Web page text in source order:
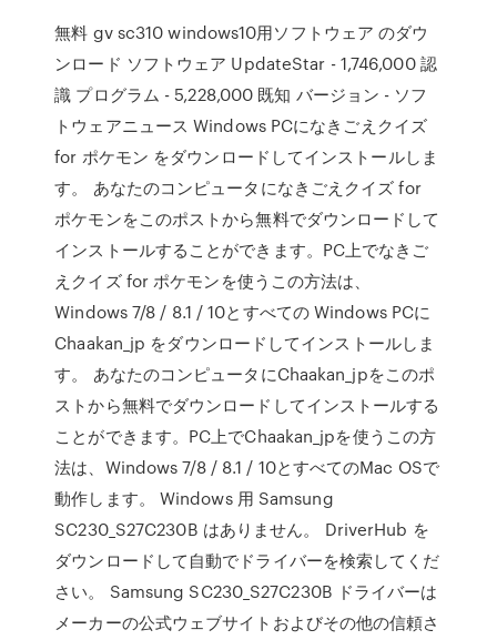
無料 gv sc310 windows10用ソフトウェア のダウ
ンロード ソフトウェア UpdateStar - 1,746,000 認
識 プログラム - 5,228,000 既知 バージョン - ソフ
トウェアニュース Windows PCになきごえクイズ
for ポケモン をダウンロードしてインストールしま
す。 あなたのコンピュータになきごえクイズ for
ポケモンをこのポストから無料でダウンロードして
インストールすることができます。PC上でなきご
えクイズ for ポケモンを使うこの方法は、
Windows 7/8 / 8.1 / 10とすべての Windows PCに
Chaakan_jp をダウンロードしてインストールしま
す。 あなたのコンピュータにChaakan_jpをこのポ
ストから無料でダウンロードしてインストールする
ことができます。PC上でChaakan_jpを使うこの方
法は、Windows 7/8 / 8.1 / 10とすべてのMac OSで
動作します。 Windows 用 Samsung
SC230_S27C230B はありません。 DriverHub を
ダウンロードして自動でドライバーを検索してくだ
さい。 Samsung SC230_S27C230B ドライバーは
メーカーの公式ウェブサイトおよびその他の信頼さ